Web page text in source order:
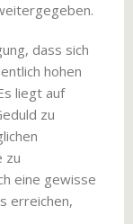
dass sich
hohen
liegt auf
zu
zu
eine gewisse
erreichen,